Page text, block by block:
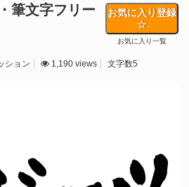
筆文字フリー
お気に入り登録
お気に入り一覧
ション 1,190 views 文字数5